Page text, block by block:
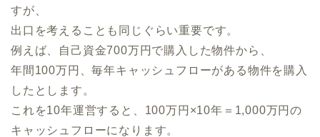
すが、
出口を考えることも同じぐらい重要です。
例えば、自己資金700万円で購入した物件から、
年間100万円、毎年キャッシュフローがある物件を購入
したとします。
これを10年運営すると、100万円×10年＝1,000万円の
キャッシュフローになります。